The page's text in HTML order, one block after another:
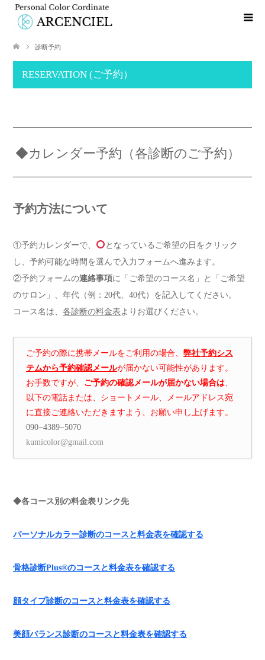
診断予約
RESERVATION (ご予約）
◆カレンダー予約（各診断のご予約）
予約方法について
①予約カレンダーで、
となっているご希望の日をクリック
し、予約可能な時間を選んで入力フォームへ進みます。
②予約フォームの連絡事項に「ご希望のコース名」と「ご希望
のサロン」、年代（例：20代、40代）を記入してください。
コース名は、 各診断の料金表 よりお選びください。
ご予約の際に携帯メールをご利用の場合、 弊社予約シス
テムから予約確認メールが届かない可能性があります。
お手数ですが、 ご予約の確認メールが届かない場合は
以下の電話または、ショートメール、メールアドレス宛
に直接ご連絡いただきますよう、お願い申し上げます。
090−4389−5070
kumicolor@gmail.com
◆各コース別の料金表リンク先
パーソナルカラー診断のコースと料金表を確認する
骨格診断Plus®︎のコースと料金表を確認する
顔タイプ診断のコースと料金表を確認する
美顔バランス診断のコースと料金表を確認する